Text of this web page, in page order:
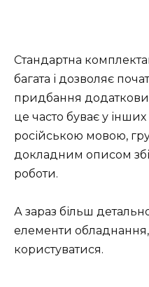
Стандартна
багата і дозволяє
придбання
це часто буває у
російською мовою,
докладним описом
роботи.
А зараз більш
елементи
користуватися.